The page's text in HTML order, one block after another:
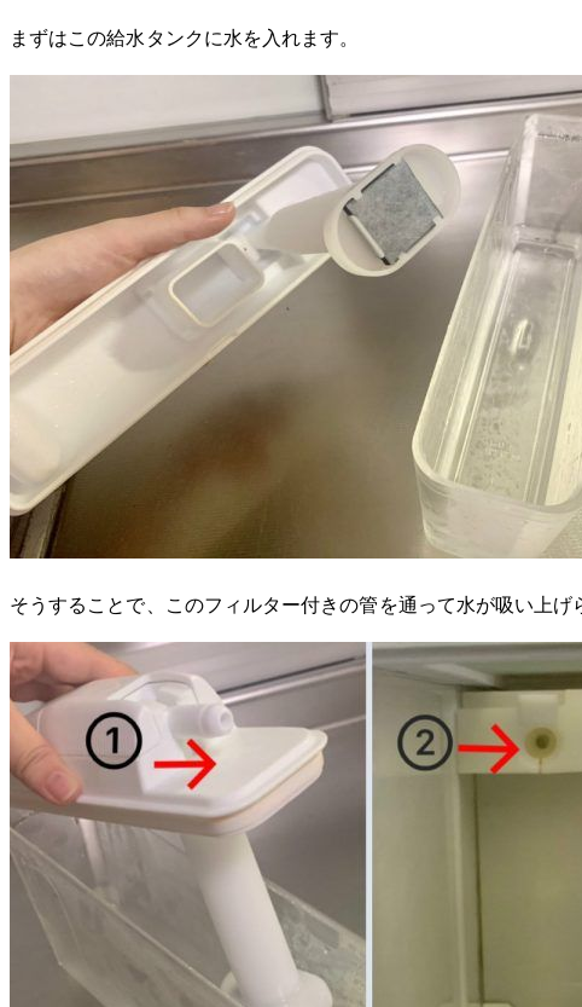
まずはこの給水タンクに水を入れます。
そうすることで、このフィルター付きの管を通って水が吸い上